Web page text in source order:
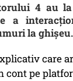
4 au
a
la ghișeu.
care
cont pe